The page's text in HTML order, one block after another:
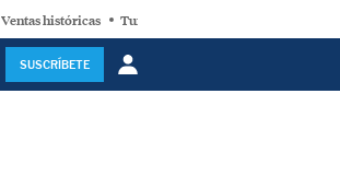
Ventas históricas Turbina eólica
SUSCRÍBETE